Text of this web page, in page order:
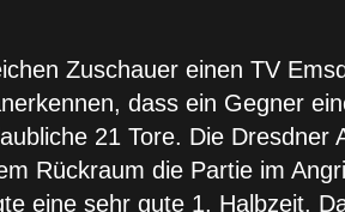
Zuschauer einen TV
dass ein Gegner
21 Tore. Die
Rückraum die Partie im
eine sehr gute 1. Halbzeit.